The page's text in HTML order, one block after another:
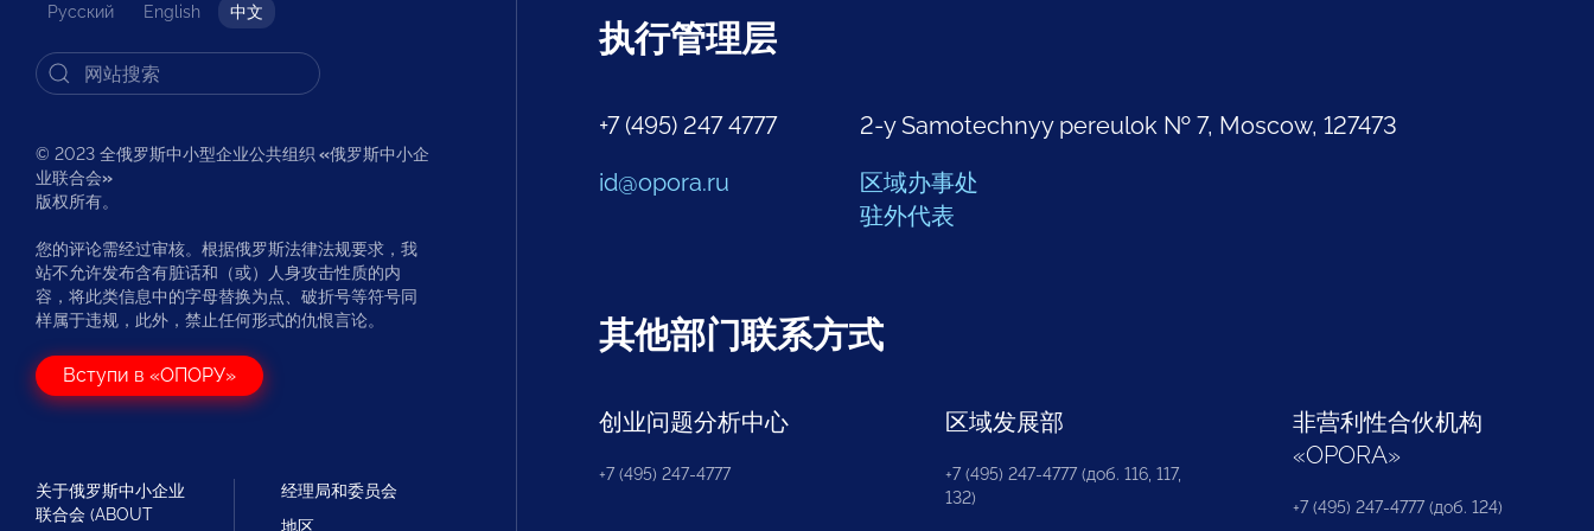
Русский English 中文
© 2023 全俄罗斯中小型企业公共组织 «俄罗斯中小企
业联合会»
版权所有。
您的评论需经过审核。根据俄罗斯法律法规要求，我
站不允许发布含有脏话和（或）人身攻击性质的内
容，将此类信息中的字母替换为点、破折号等符号同
样属于违规，此外，禁止任何形式的仇恨言论。
Вступи в «ОПОРУ»
关于俄罗斯中小企业
联合会 (ABOUT
经理局和委员会
地区
执行管理层
+7 (495) 247 4777
id@opora.ru
2-y Samotechnyy pereulok № 7, Moscow, 127473
区域办事处
驻外代表
其他部门联系方式
创业问题分析中心
+7 (495) 247-4777
区域发展部
+7 (495) 247-4777 (доб. 116, 117,
132)
非营利性合伙机构
«OPORA»
+7 (495) 247-4777 (доб. 124)